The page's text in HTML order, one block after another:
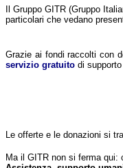
Il Gruppo GITR (Gruppo
particolari che vedano
Grazie ai fondi raccolti con
servizio gratuito di
Le offerte e le donazioni si
Ma il GITR non si ferma qui: